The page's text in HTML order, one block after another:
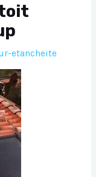
etancheite